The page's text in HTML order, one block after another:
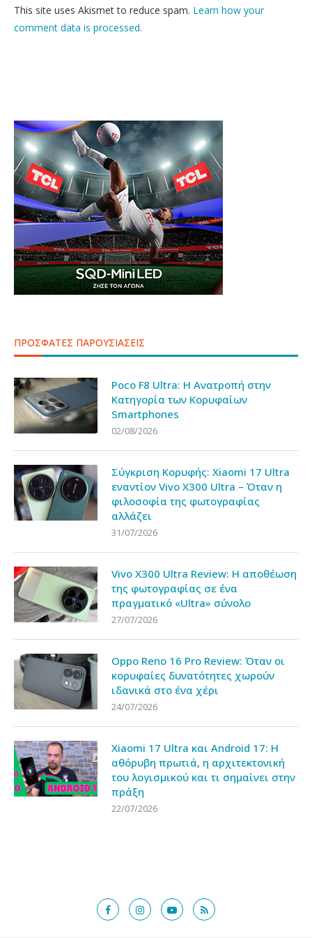
This site uses Akismet to reduce spam. Learn how your
comment data is processed.
ΠΡΟΣΦΑΤΕΣ ΠΑΡΟΥΣΙΑΣΕΙΣ
Poco F8 Ultra: Η Ανατροπή στην
Κατηγορία των Κορυφαίων
Smartphones
02/08/2026
Σύγκριση Κορυφής: Xiaomi 17 Ultra
εναντίον Vivo X300 Ultra – Όταν η
φιλοσοφία της φωτογραφίας
αλλάζει
31/07/2026
Vivo X300 Ultra Review: Η αποθέωση
της φωτογραφίας σε ένα
πραγματικό «Ultra» σύνολο
27/07/2026
Oppo Reno 16 Pro Review: Όταν οι
κορυφαίες δυνατότητες χωρούν
ιδανικά στο ένα χέρι
24/07/2026
Xiaomi 17 Ultra και Android 17: Η
αθόρυβη πρωτιά, η αρχιτεκτονική
του λογισμικού και τι σημαίνει στην
πράξη
22/07/2026